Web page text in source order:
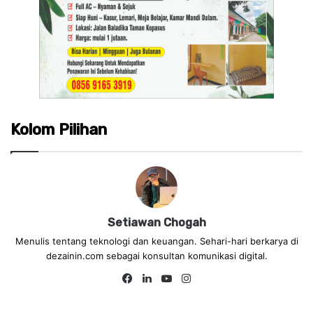
Kolom Pilihan
Setiawan Chogah
Menulis tentang teknologi dan keuangan. Sehari-hari berkarya di
dezainin.com sebagai konsultan komunikasi digital.
Fa
Lin
Yo